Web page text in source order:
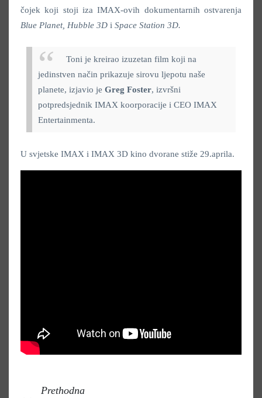
čojek koji stoji iza IMAX-ovih dokumentarnih ostvarenja
Blue Planet, Hubble 3D i Space Station 3D.
Toni je kreirao izuzetan film koji na
jedinstven način prikazuje sirovu ljepotu naše
planete, izjavio je Greg Foster, izvršni
potpredsjednik IMAX koorporacije i CEO IMAX
Entertainmenta.
U svjetske IMAX i IMAX 3D kino dvorane stiže 29.aprila.
Prethodna